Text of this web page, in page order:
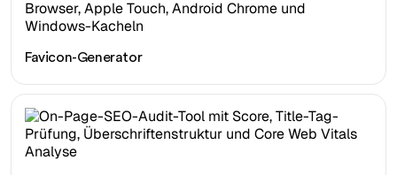
Favicon-Generator